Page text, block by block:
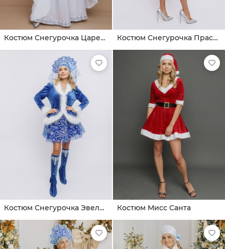
Костюм Снегурочка Царевна-Лебедь Костюм Снегурочка Прасковья
Костюм Снегурочка Эвелин Костюм Мисс Санта